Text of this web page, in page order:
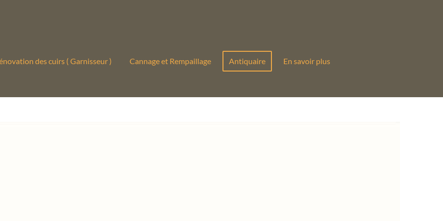
des cuirs ( Garnisseur ) Cannage et Rempaillage Antiquaire En savoir plus